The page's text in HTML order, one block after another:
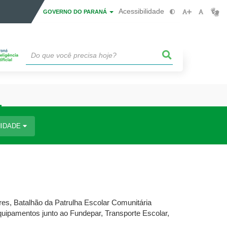
GOVERNO DO PARANÁ Acessibilidade
Batalhão da Patrulha Escolar Comunitária
junto ao Fundepar, Transporte Escolar,